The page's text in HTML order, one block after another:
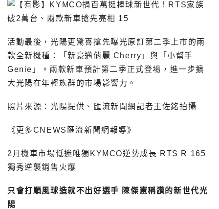
活動最後，光陽更驚喜搶先曝光原訂第二季上市的兩
款全新機種：「新豪邁俏麗 Cherry」與「小幫手
Genie」。兩款新車預計第二季正式登場，進一步擴
大光陽在年輕族群的市場影響力。
照片來源：光陽提供、匯流新聞網記者王佐銘拍攝
《更多CNEWS匯流新聞網報導》
2月機車市場低迷唯獨KYMCO逆勢成長 RTS R 165
獨秀逆襲銷售火爆
只會打順風球造就不出好選手 陳傑憲稱讚的新世代光
陽